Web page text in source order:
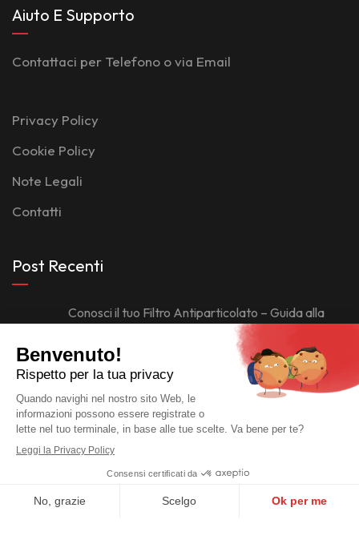
Aiuto E Supporto
Contattaci per Telefono o via Email
Privacy Policy
Cookie Policy
Note Legali
Contatti
Post Recenti
Conosci il tuo Filtro Antiparticolato – Guida alla
29 Febbraio 2024
Il Funzionamento dell’Aria Condizionata: Fai da Te
Ricarica Gas e Manutenzione dei Filtri